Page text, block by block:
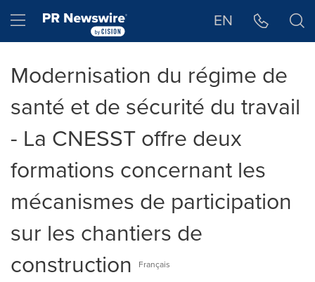
Hamburger menu EN
Modernisation du régime de
santé et de sécurité du travail
- La CNESST offre deux
formations concernant les
mécanismes de participation
sur les chantiers de
construction
Français